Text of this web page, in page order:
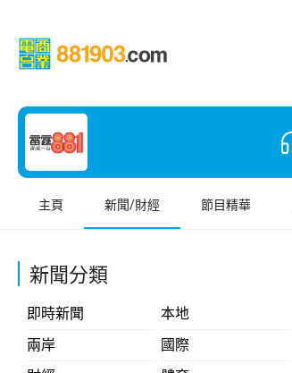
主頁 新聞/財經 節目精華
新聞分類
即時新聞
本地
兩岸
國際